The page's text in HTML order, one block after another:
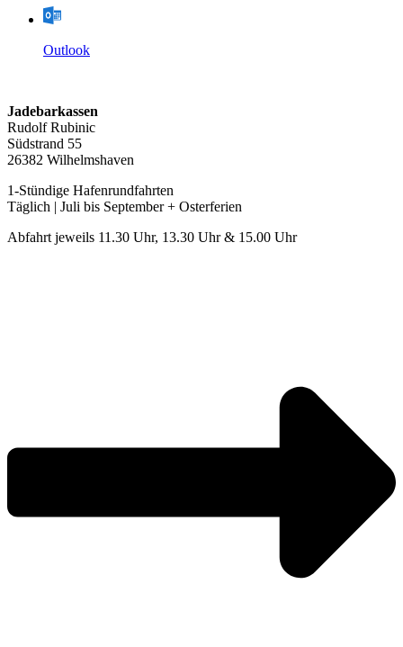
Outlook
Jadebarkassen
Rudolf Rubinic
Südstrand 55
26382 Wilhelmshaven
1-Stündige Hafenrundfahrten
Täglich | Juli bis September + Osterferien
Abfahrt jeweils 11.30 Uhr, 13.30 Uhr & 15.00 Uhr